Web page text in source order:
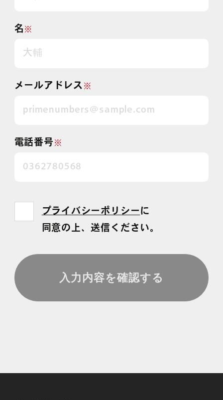
※
名
※
メールアドレス
※
電話番号
プライバシーポリシー に
同意の上、送信ください。